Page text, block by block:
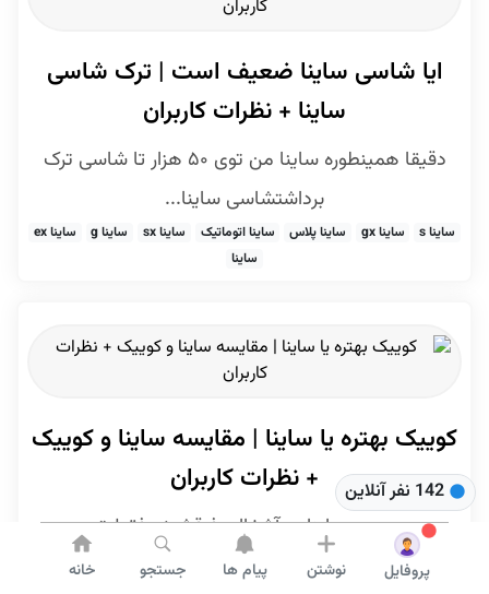
ایا شاسی ساینا ضعیف است | ترک شاسی
ساینا + نظرات کاربران
دقیقا همینطوره ساینا من توی ۵۰ هزار تا شاسی ترک
برداشتشاسی ساینا...
ساینا s ساینا gx ساینا پلاس ساینا اتوماتیک ساینا sx ساینا g
ساینا ex
ساینا
کوییک بهتره یا ساینا | مقایسه ساینا و کوییک
+ نظرات کاربران
ببین هر دو اینا یه آشغالن فرقشونم فقط تو یه
صندوقهلوازم مصرفیشونم...
پروفایل نوشتن پیام ها جستجو خانه